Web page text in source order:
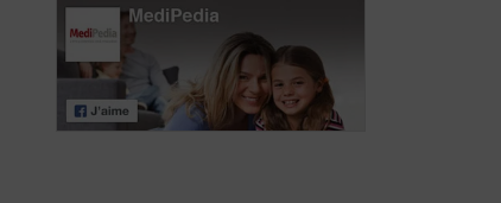
Wat is
hypothyreoïdie?